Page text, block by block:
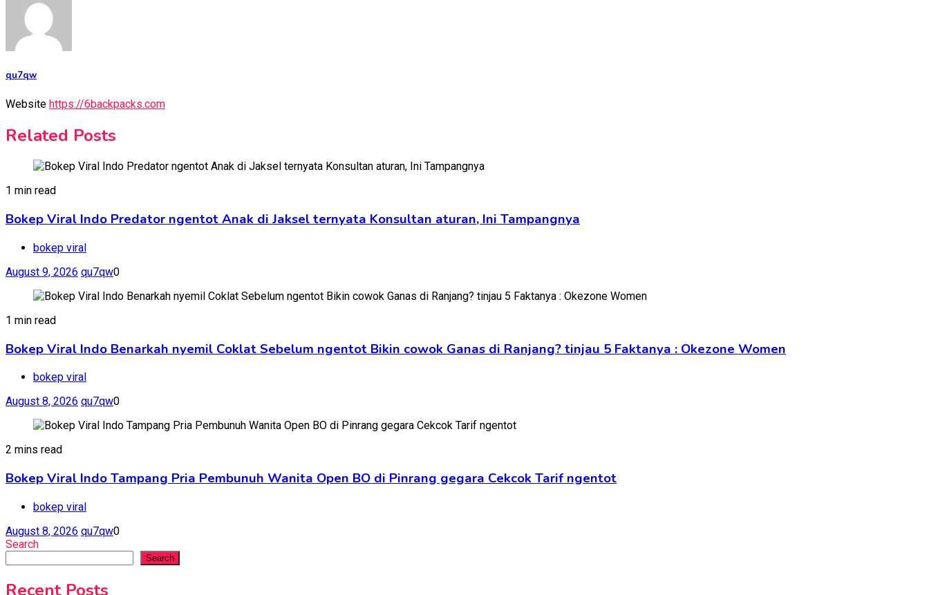
qu7qw
Website https://6backpacks.com
Related Posts
1 min read
Bokep Viral Indo Predator ngentot Anak di Jaksel ternyata Konsultan aturan, Ini Tampangnya
bokep viral
August 9, 2026 qu7qw0
1 min read
Bokep Viral Indo Benarkah nyemil Coklat Sebelum ngentot Bikin cowok Ganas di Ranjang? tinjau 5 Faktanya : Okezone Women
bokep viral
August 8, 2026 qu7qw0
2 mins read
Bokep Viral Indo Tampang Pria Pembunuh Wanita Open BO di Pinrang gegara Cekcok Tarif ngentot
bokep viral
August 8, 2026 qu7qw0
Search
Search
Recent Posts